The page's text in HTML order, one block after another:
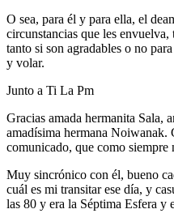
O sea, para él y para ella, el
circunstancias que les
tanto si son agradables o no
y volar.
Junto a Ti La Pm
Gracias amada hermanita Sala,
amadísima hermana Noiwanak.
comunicado, que como
Muy sincrónico con él, bueno
cuál es mi transitar ese día, y
las 80 y era la Séptima Esfera